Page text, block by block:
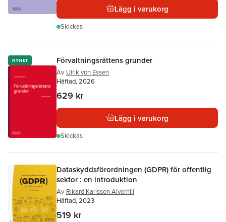
Lägg i varukorg
Skickas
NYHET Förvaltningsrättens grunder
Av Ulrik von Essen
Häftad, 2026
629 kr
Lägg i varukorg
Skickas
Dataskyddsförordningen (GDPR) för offentlig
sektor : en introduktion
Av Rikard Karlsson Alverhill
Häftad, 2023
519 kr